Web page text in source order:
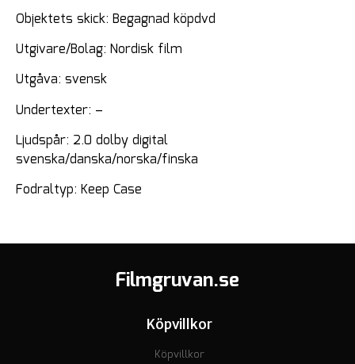
Objektets skick: Begagnad köpdvd
Utgivare/Bolag: Nordisk film
Utgåva: svensk
Undertexter: –
Ljudspår: 2.0 dolby digital
svenska/danska/norska/finska
Fodraltyp: Keep Case
Filmgruvan.se
Köpvillkor
Köpvillkor